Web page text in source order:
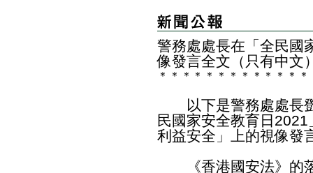
警務處處長在「全民國
像發言全文（只有中文
＊ ＊ ＊ ＊ ＊ ＊ ＊ ＊ ＊ ＊ ＊ ＊ ＊
以下是警務處處長鄧
民國家安全教育日
利益安全」上的視像發
《香港國安法》的落